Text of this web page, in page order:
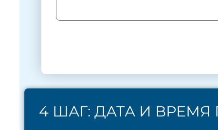
4 ШАГ: ДАТА И